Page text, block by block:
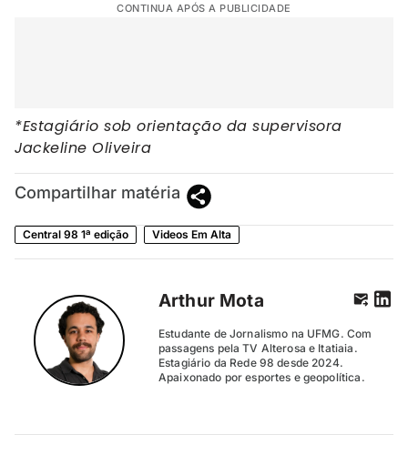
CONTINUA APÓS A PUBLICIDADE
*Estagiário sob orientação da supervisora
Jackeline Oliveira
Compartilhar matéria
Central 98 1ª edição Videos Em Alta
Arthur Mota
Estudante de Jornalismo na UFMG. Com
passagens pela TV Alterosa e Itatiaia.
Estagiário da Rede 98 desde 2024.
Apaixonado por esportes e geopolítica.